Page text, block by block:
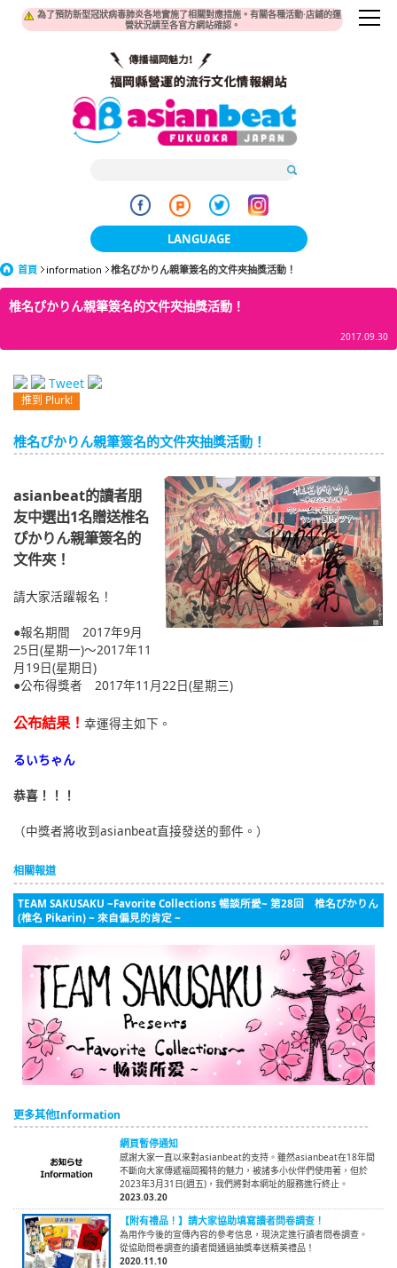
為了預防新型冠狀病毒肺炎各地實施了相關對應措施。有關各種活動·店鋪的運
營狀況請至各官方網站確認。
LANGUAGE
日本語
한국어
ภาษาไทย
tiéng Viêt
Bahasa Indonesia
首頁 information 椎名ぴかりん親筆簽名的文件夾抽獎活動！
椎名ぴかりん親筆簽名的文件夾抽獎活動！
2017.09.30
Tweet
推到 Plurk!
椎名ぴかりん親筆簽名的文件夾抽獎活動！
asianbeat的讀者朋
友中選出1名贈送椎名
ぴかりん親筆簽名的
文件夾！
請大家活躍報名！
●報名期間 2017年9月
25日(星期一)～2017年11
月19日(星期日)
●公布得獎者 2017年11月22日(星期三)
公布結果！ 幸運得主如下。
るいちゃん
恭喜！！！
（中獎者將收到asianbeat直接發送的郵件。）
相關報道
TEAM SAKUSAKU ~Favorite Collections 暢談所愛~ 第28回 椎名ぴかりん
(椎名 Pikarin) ~ 來自偏見的肯定 ~
更多其他Information
網頁暫停通知
感謝大家一直以來對asianbeat的支持。雖然asianbeat在18年間
不斷向大家傳遞福岡獨特的魅力，被諸多小伙伴們使用著，但於
2023年3月31日(週五)，我們將對本網址的服務進行終止。
2023.03.20
【附有禮品！】請大家協助填寫讀者問卷調查！
為用作今後的宣傳內容的參考信息，現決定進行讀者問卷調查。
從協助問卷調查的讀者間通過抽獎奉送精美禮品！
2020.11.10